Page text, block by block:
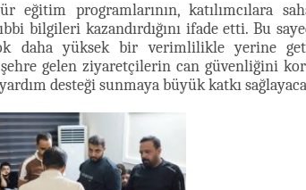
eğitim programlarının, katılımcılara
bilgileri kazandırdığını ifade etti. Bu
daha yüksek bir verimlilikle yerine
gelen ziyaretçilerin can güvenliğini
desteği sunmaya büyük katkı